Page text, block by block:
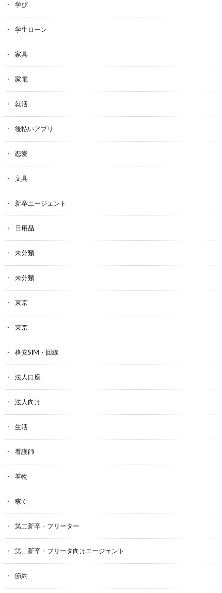
学び
学生ローン
家具
家電
就活
後払いアプリ
恋愛
文具
新卒エージェント
日用品
未分類
未分類
東京
東京
格安SIM・回線
法人口座
法人向け
生活
看護師
着物
稼ぐ
第二新卒・フリーター
第二新卒・フリータ向けエージェント
節約